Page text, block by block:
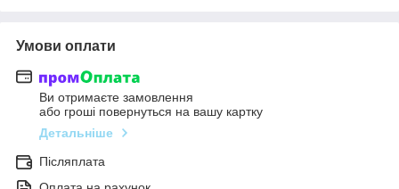
Умови оплати
Ви отримаєте замовлення
або гроші повернуться на вашу картку
Детальніше
Післяплата